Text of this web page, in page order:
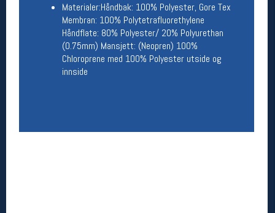
Materialer:Håndbak: 100% Polyester, Gore Tex
Membran: 100% Polytetrafluorethylene
Håndflate: 80% Polyester/ 20% Polyurethan
(0.75mm) Mansjett: (Neopren) 100%
Chloroprene med 100% Polyester utside og
innside
Informasjonskapsler
Bærekraft
Org. nr: 976754360
Ledige stillinger
Følg oss på